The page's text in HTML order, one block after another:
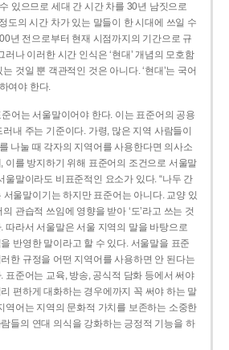
있으므로 세대 간 시간 차를 30년 남짓으로
도의 시간 차가 있는 말들이 한 시대에 쓰일 수
년 전으로부터 현재 시점까지의 기간으로 규
러나 이러한 시간 인식은 ‘현대’ 개념의 모호함
것일 뿐 객관적인 것은 아니다. ‘현대’는 국어
여야 한다.
어는 서울말이어야 한다. 이는 표준어의 공용
내 주는 기준이다. 가령, 많은 지역 사람들이
나눌 때 각자의 지역어를 사용한다면 의사소
이를 방지하기 위해 표준어의 조건으로 서울말
울말이라도 비표준적인 요소가 있다. “나두 간
서울말이기는 하지만 표준어는 아니다. 교양 있
관습적 쓰임에 영향을 받아 ‘도’라고 쓰는 것
따라서 서울말은 서울 지역의 말을 바탕으로
반영한 말이라고 할 수 있다. 서울말을 표준
한 규정을 어떤 지역어를 사용하면 안 된다는
표준어는 교육, 방송, 공식적 담화 등에서 써야
편하게 대화하는 경우에까지 꼭 써야 하는 말
역어는 지역의 문화적 가치를 보존하는 소중한
들의 연대 의식을 강화하는 긍정적 기능을 하